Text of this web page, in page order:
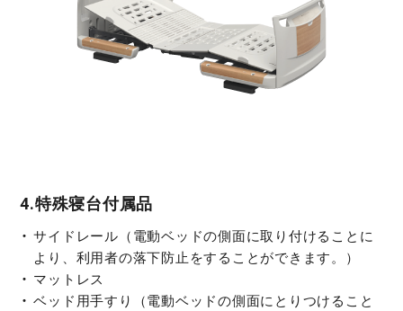
4.特殊寝台付属品
サイドレール（電動ベッドの側面に取り付けることに
より、利用者の落下防止をすることができます。）
マットレス
ベッド用手すり（電動ベッドの側面にとりつけること